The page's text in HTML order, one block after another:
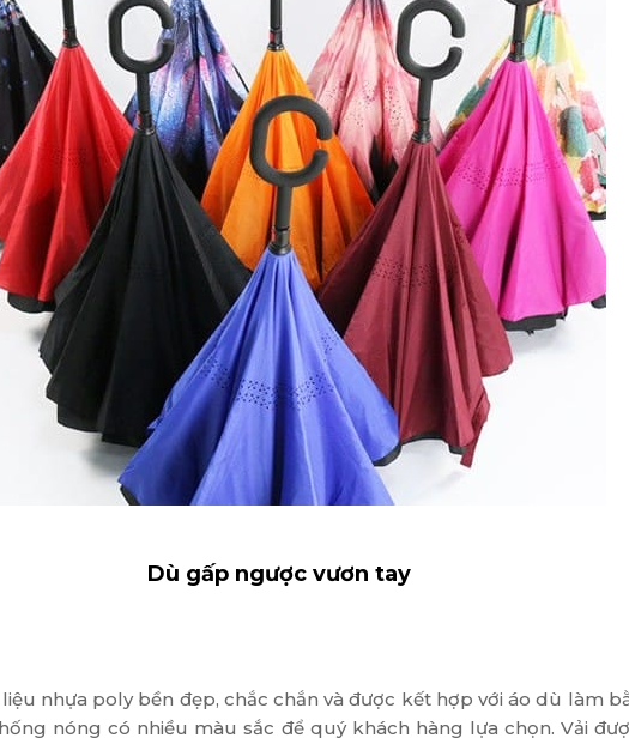
Dù gấp ngược vươn tay
nhựa poly bền đẹp, chắc chắn và được kết hợp với áo dù làm
nóng có nhiều màu sắc để quý khách hàng lựa chọn. Vải